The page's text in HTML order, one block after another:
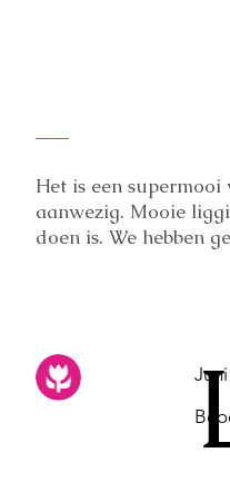
Het is een
aanwezig. Mooie
doen is. We hebben